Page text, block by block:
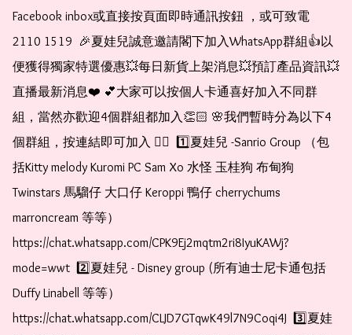
Facebook inbox或直接按頁面即時通訊按鈕 ，或可致電
2110 1519  🎉夏娃兒誠意邀請閣下加入WhatsApp群組👍以
便獲得獨家特選優惠💥每日新貨上架消息💥預訂產品資訊💥
直播最新消息❤️ 💕大家可以按個人卡通喜好加入不同群
組，當然亦歡迎4個群組都加入👏🏻 🌸我們暫時分為以下4
個群組，按連結即可加入 👇🏻  1️⃣夏娃兒 -Sanrio Group （包
括Kitty melody Kuromi PC Sam Xo 水怪 玉桂狗 布甸狗
Twinstars 馬騮仔 大口仔 Keroppi 鴨仔 cherrychums
marroncream 等等）
https://chat.whatsapp.com/CPK9Ej2mqtm2ri8IyuKAWj?
mode=wwt  2️⃣夏娃兒 - Disney group (所有迪士尼卡通包括
Duffy Linabell 等等）
https://chat.whatsapp.com/CLJD7GTqwK49l7N9Coqi4J  3️⃣夏娃